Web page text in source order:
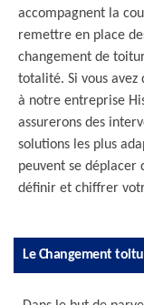
accompagnent la
remettre en place
changement de
totalité. Si vous avez
à notre entreprise
assurerons des
solutions les plus
peuvent se déplacer
définir et chiffrer
Le Changement